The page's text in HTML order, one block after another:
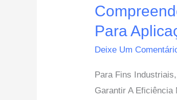
Para
Deixe Um
Para Fins
Garantir A Eficiência
Importância
Da
Elementos
Filtrantes